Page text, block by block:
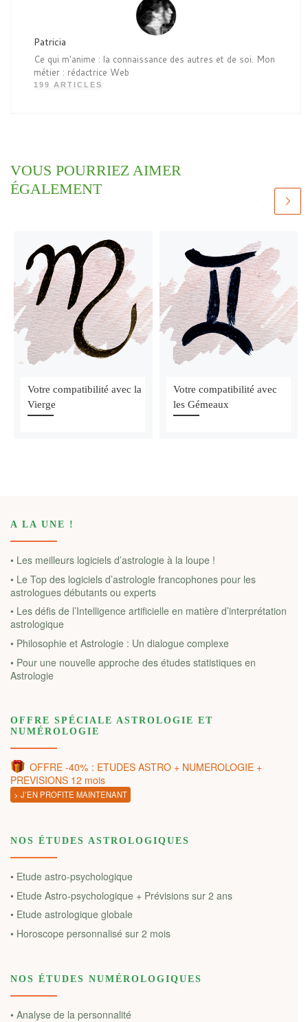
Patricia
Ce qui m'anime : la connaissance des autres et de soi. Mon
métier : rédactrice Web
199 ARTICLES
VOUS POURRIEZ AIMER
ÉGALEMENT
Votre compatibilité avec la
Vierge
Votre compatibilité avec
les Gémeaux
A LA UNE !
• Les meilleurs logiciels d’astrologie à la loupe !
• Le Top des logiciels d’astrologie francophones pour les
astrologues débutants ou experts
• Les défis de l’Intelligence artificielle en matière d’interprétation
astrologique
• Philosophie et Astrologie : Un dialogue complexe
• Pour une nouvelle approche des études statistiques en
Astrologie
OFFRE SPÉCIALE ASTROLOGIE ET
NUMÉROLOGIE
OFFRE -40% : ETUDES ASTRO + NUMEROLOGIE +
PREVISIONS 12 mois
> J’EN PROFITE MAINTENANT
NOS ÉTUDES ASTROLOGIQUES
• Etude astro-psychologique
• Etude Astro-psychologique + Prévisions sur 2 ans
• Etude astrologique globale
• Horoscope personnalisé sur 2 mois
NOS ÉTUDES NUMÉROLOGIQUES
• Analyse de la personnalité